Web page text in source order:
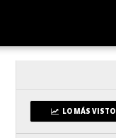
LO MÁS VISTO